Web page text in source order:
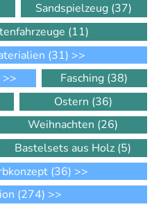
Sandspielzeug (37)
(11)
(31) >>
>> Fasching (38)
Ostern (36)
Weihnachten (26)
Bastelsets aus Holz (5)
(36) >>
(274) >>